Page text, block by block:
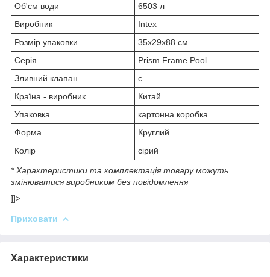
Об'єм води
6503 л
Виробник
Intex
Розмір упаковки
35x29x88 см
Серія
Prism Frame Pool
Зливний клапан
є
Країна - виробник
Китай
Упаковка
картонна коробка
Форма
Круглий
Колір
сірий
* Характеристики та комплектація товару можуть
змінюватися виробником без повідомлення
]]>
Приховати
Характеристики